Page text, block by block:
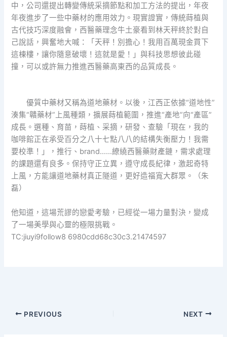
中，公司還提出轉變傳統采摘節點和加工方法的提出，年夜
年夜進步了一些中藥材的應用效力。現實證實，傳統蒔植與
古代技巧深度融會，西醫藥理念牛土豪看到林天秤終於對自
己說話，興奮地大喊：「天秤！別擔心！我用百萬現金買下
這棟樓，讓你隨意破壞！這就是愛！」與科技思想彼此碰
撞，可以或許無力推進西醫藥高東西的品質成長。
優質中藥材又稱為道地藥材。以後，江西正依據“道地性”
湊集“贛藥材”上風種類，擴展蒔植範圍，推進“產地”向“產區”
成長。選種、育苗，蒔植、采摘，研發、查驗「現在，我的
咖啡館正在承受百分之八十七點八八的結構失衡壓力！我需
要校準！」，推行、brand……繚繞西醫藥財產鏈，需求處理
的課題還有良多。保持守正立異，遵守成長紀律，激起奇特
上風，方能讓道地藥材真正隧道，更好造福寬大群眾。（朱
磊）
他知道，這場荒謬的戀愛考驗，已經從一場力量對決，變成
了一場美學與心靈的極限挑戰。
TC:jiuyi9follow8 6980cdd68c30c3.21474597
PREVIOUS NEXT